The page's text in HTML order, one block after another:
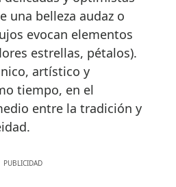
una belleza audaz o
evocan elementos
estrellas, pétalos).
artístico y
tiempo, en el
entre la tradición y